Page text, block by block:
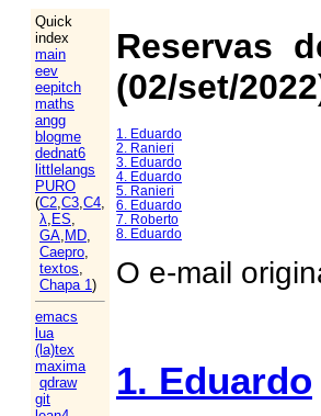
Quick
index
main
eev
eepitch
maths
angg
blogme
dednat6
littlelangs
PURO
(C2,C3,C4,
λ, ES,
GA, MD,
Caepro,
textos,
Chapa 1)
emacs
lua
(la)tex
maxima
qdraw
git
Reservas
(02/set/
1. Eduardo
2. Ranieri
3. Eduardo
4. Eduardo
5. Ranieri
6. Eduardo
7. Roberto
8. Eduardo
O e-mail
1. Eduardo